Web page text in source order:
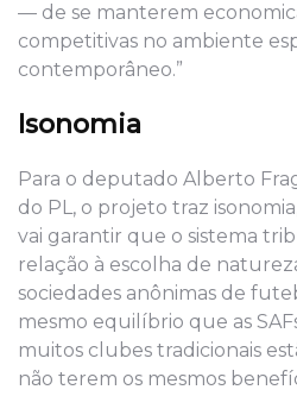
— de se manterem
competitivas no ambiente
contemporâneo.”
Isonomia
Para o deputado Alberto
do PL, o projeto traz
vai garantir que o sistema
relação à escolha de
sociedades anônimas de
mesmo equilíbrio que as
muitos clubes tradicionais
não terem os mesmos